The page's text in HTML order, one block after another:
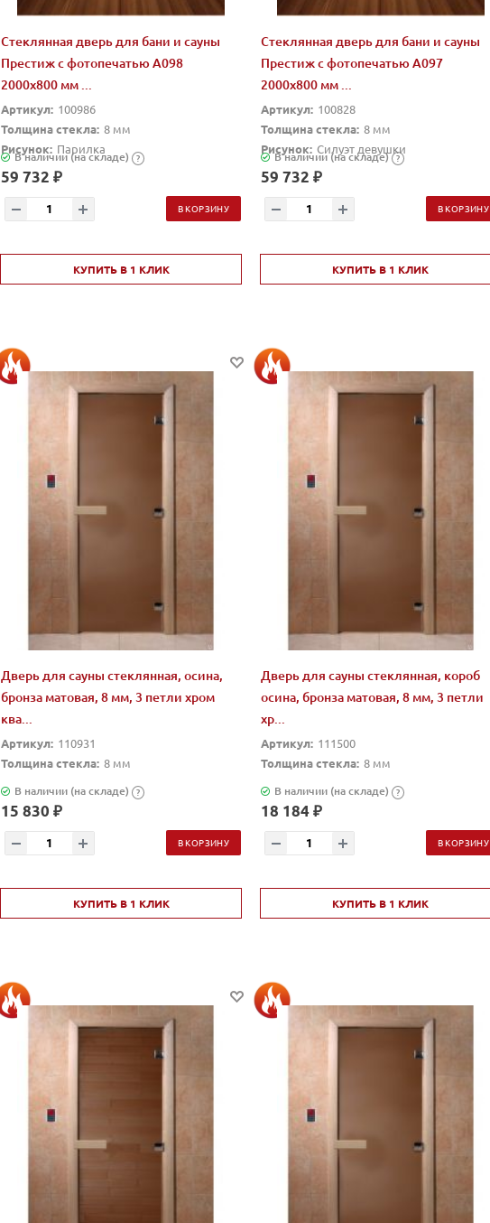
Стеклянная дверь для бани и сауны
Престиж с фотопечатью А098
2000x800 мм ...
Артикул: 100986
Толщина стекла: 8 мм
Рисунок: Парилка
В наличии (на складе) ?
59 732 ₽
В КОРЗИНУ
КУПИТЬ В 1 КЛИК
Стеклянная дверь для бани и сауны
Престиж с фотопечатью А097
2000x800 мм ...
Артикул: 100828
Толщина стекла: 8 мм
Рисунок: Силуэт девушки
В наличии (на складе) ?
59 732 ₽
В КОРЗИНУ
КУПИТЬ В 1 КЛИК
Дверь для сауны стеклянная, осина,
бронза матовая, 8 мм, 3 петли хром
ква...
Артикул: 110931
Толщина стекла: 8 мм
В наличии (на складе) ?
15 830 ₽
В КОРЗИНУ
КУПИТЬ В 1 КЛИК
Дверь для сауны стеклянная, короб
осина, бронза матовая, 8 мм, 3 петли
хр...
Артикул: 111500
Толщина стекла: 8 мм
В наличии (на складе) ?
18 184 ₽
В КОРЗИНУ
КУПИТЬ В 1 КЛИК